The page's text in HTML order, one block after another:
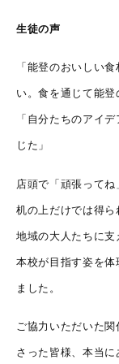
生徒の声
「能登のおいしい
い。食を通じて能登
「自分たちのアイ
じた」
店頭で「頑張ってね
机の上だけでは得ら
地域の大人たちに支
本校が目指す姿を体
ました。
ご協力いただいた
さった皆様、本当に